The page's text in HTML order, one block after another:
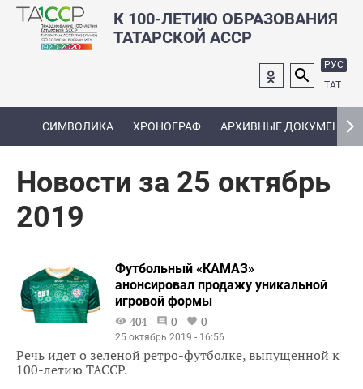
К 100-ЛЕТИЮ ОБРАЗОВАНИЯ
ТАТАРСКОЙ АССР
РУС
ТАТ
СИМВОЛИКА ХРОНОГРАФ АРХИВНЫЕ ДОКУМЕНТЫ
Новости за 25 октябрь
2019
Футбольный «КАМАЗ»
анонсировал продажу уникальной
игровой формы
404
0 0
25 октябрь 2019 - 16:56
Речь идет о зеленой ретро-футболке, выпущенной к
100-летию ТАССР.